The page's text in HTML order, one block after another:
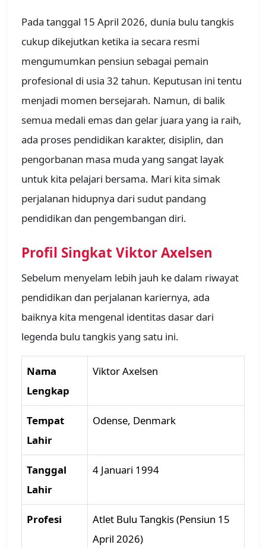
Pada tanggal 15 April 2026, dunia bulu tangkis
cukup dikejutkan ketika ia secara resmi
mengumumkan pensiun sebagai pemain
profesional di usia 32 tahun. Keputusan ini tentu
menjadi momen bersejarah. Namun, di balik
semua medali emas dan gelar juara yang ia raih,
ada proses pendidikan karakter, disiplin, dan
pengorbanan masa muda yang sangat layak
untuk kita pelajari bersama. Mari kita simak
perjalanan hidupnya dari sudut pandang
pendidikan dan pengembangan diri.
Profil Singkat Viktor Axelsen
Sebelum menyelam lebih jauh ke dalam riwayat
pendidikan dan perjalanan kariernya, ada
baiknya kita mengenal identitas dasar dari
legenda bulu tangkis yang satu ini.
Nama
Lengkap
Viktor Axelsen
Tempat
Lahir
Odense, Denmark
Tanggal
Lahir
4 Januari 1994
Profesi
Atlet Bulu Tangkis (Pensiun 15
April 2026)